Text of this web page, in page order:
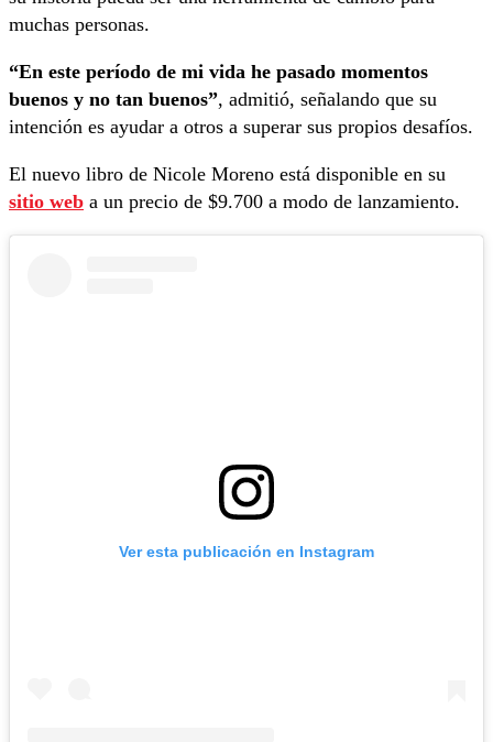
muchas personas.
“En este período de mi vida he pasado momentos
buenos y no tan buenos”, admitió, señalando que su
intención es ayudar a otros a superar sus propios desafíos.
El nuevo libro de Nicole Moreno está disponible en su
sitio web a un precio de $9.700 a modo de lanzamiento.
Ver esta publicación en Instagram